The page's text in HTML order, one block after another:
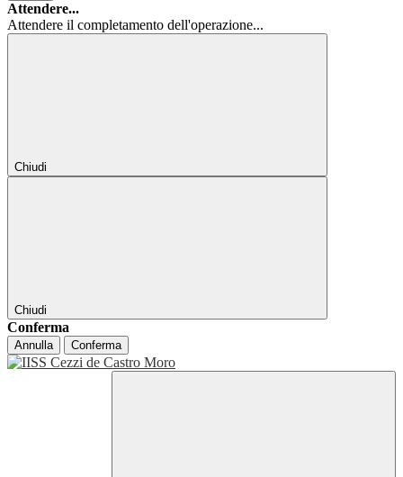
Attendere...
Attendere il completamento dell'operazione...
Chiudi
Chiudi
Conferma
Annulla Conferma